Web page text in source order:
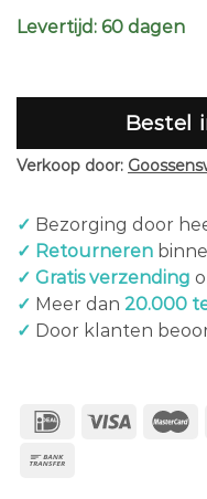
Levertijd: 60 dagen
Bestel
Verkoop door:
✓ Bezorging door
✓ Retourneren
✓ Gratis verzending
✓ Meer dan 20.000
✓ Door klanten